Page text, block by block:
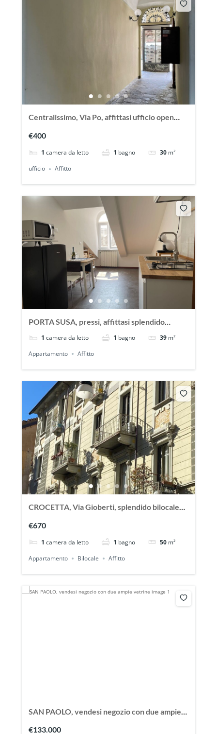
Centralissimo, Via Po, affittasi ufficio open
€400
1 camera da letto 1 bagno 30 m²
ufficio
Affitto
PORTA SUSA, pressi, affittasi splendido
bilocale per brevi periodi
1 camera da letto 1 bagno 39 m²
Appartamento
Affitto
CROCETTA, Via Gioberti, splendido bilocale
€670
1 camera da letto 1 bagno 50 m²
Appartamento
Bilocale Affitto
SAN PAOLO, vendesi negozio con due ampie
€133.000